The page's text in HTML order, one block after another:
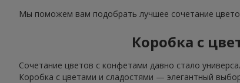
Мы поможем вам подобрать лучшее сочетание
Коробка с
Сочетание цветов с конфетами давно стало
Коробка с цветами и сладостями — элегантный